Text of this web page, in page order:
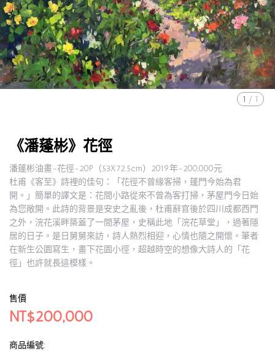
1 / 1
《潘蓬彬》花徑
潘蓬彬油畫-花徑-20P（53X72.5cm）2019年-200,000元
杜甫《客至》詩裡的佳句：「花徑不曾緣客掃，蓬門今始為君
開。」簡單的譯文是：花間小路從來不曾為客打掃，茅屋門今日始
為您敞開。此詩的背景是安史之亂後，杜甫辭官後於四川成都西門
之外，浣花溪畔築蓋了一間茅屋，史稱此地「浣花草堂」，過著隱
居的日子。是日舅舅來訪，詩人熱烈相迎，心情也隨之開懷。筆者
在新生公園寫生，畫下花園小徑，超越時空的想像大詩人的「花
徑」也許就長這模樣。
售價
NT$200,000
商品編號: